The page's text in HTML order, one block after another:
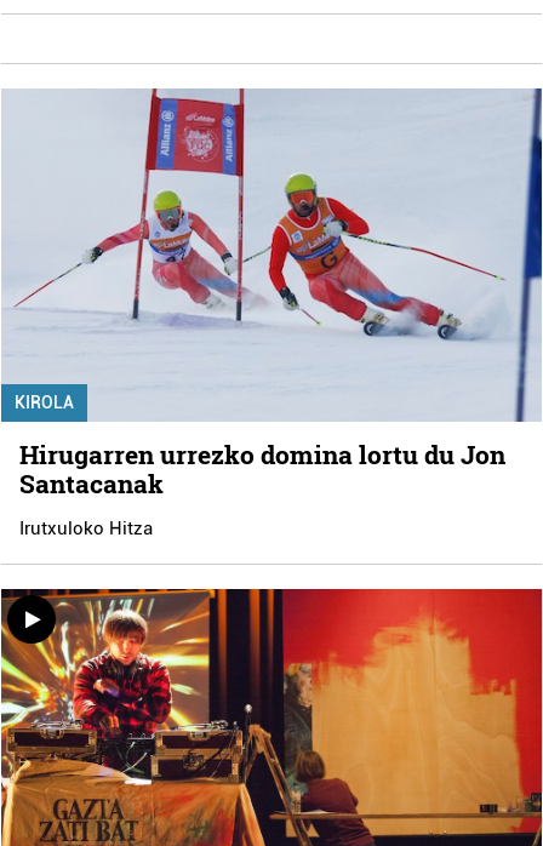
KIROLA
Hirugarren urrezko domina lortu du Jon
Santacanak
Irutxuloko Hitza